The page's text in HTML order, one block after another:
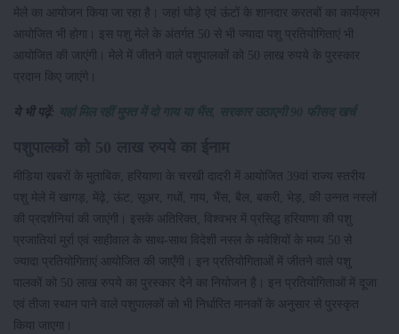
मेले का आयोजन किया जा रहा है। जहां घोड़े एवं ऊंटों के शानदार करतबों का कार्यक्रम
आयोजित भी होगा। इस पशु मेले के अंतर्गत 50 से भी ज्यादा पशु प्रतियोगिताएं भी
आयोजित की जाएंगी। मेले में जीतने वाले पशुपालकों को 50 लाख रुपये के पुरस्कार
प्रदान किए जाएंगे।
ये भी पढ़ें: यहां मिल रहीं मुफ्त में दो गाय या भैंस, सरकार उठाएगी 90 फीसद खर्च
मीडिया खबरों के मुताबिक, हरियाणा के चरखी दादरी में आयोजित 39वां राज्य स्तरीय
पशु मेले में खागड़, मेंढ़े, ऊंट, सूअर, गधों, गाय, भैंस, बैल, बकरी, भेड़, की उन्नत नस्लों
की प्रदर्शनियां की जाएंगी। इसके अतिरिक्त, विश्वभर में प्रसिद्ध हरियाणा की पशु
प्रजातियां मुर्रा एवं साहीवाल के साथ-साथ विदेशी नस्ल के मवेशियों के मध्य 50 से
ज्यादा प्रतियोगिताएं आयोजित की जाएँगी। इन प्रतियोगिताओं में जीतने वाले पशु
पालकों को 50 लाख रुपये का पुरस्कार देने का नियोजन है। इन प्रतियोगिताओं में दूजा
एवं तीजा स्थान पाने वाले पशुपालकों को भी निर्धारित मानकों के अनुसार से पुरस्कृत
किया जाएगा।